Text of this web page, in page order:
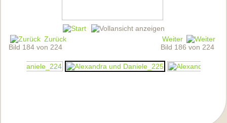
Zurück
Bild 184 von 224
Weiter
Bild 186 von 224